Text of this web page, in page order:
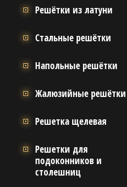
Решётки из латуни
Стальные решётки
Напольные решётки
Жалюзийные решётки
Решетка щелевая
Решетки для
подоконников и
столешниц